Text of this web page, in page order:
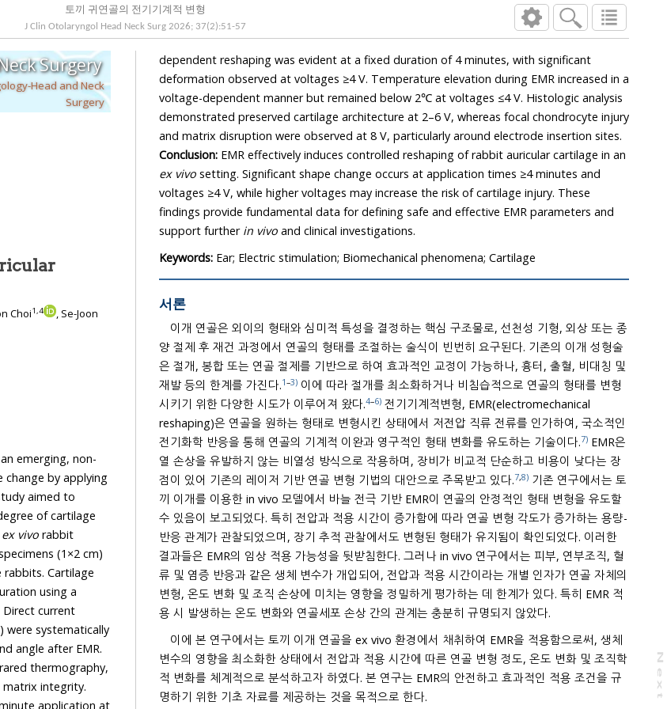
토끼 귀연골의 전기기계적 변형
J Clin Otolaryngol Head Neck Surg 2026; 37(2):51-57
N
e
x
t
a
g
Journal of Clinical Otolaryngology Head and Neck Surgery
Surgery
Choi1,4
, Se-Joon
ex vivo rabbit
matrix integrity.
dependent reshaping was evident at a fixed duration of 4 minutes, with significant
deformation observed at voltages ≥4 V. Temperature elevation during EMR increased in a
voltage-dependent manner but remained below 2℃ at voltages ≤4 V. Histologic analysis
demonstrated preserved cartilage architecture at 2–6 V, whereas focal chondrocyte injury
and matrix disruption were observed at 8 V, particularly around electrode insertion sites.
Conclusion:
EMR effectively induces controlled reshaping of rabbit auricular cartilage in an
ex vivo setting. Significant shape change occurs at application times ≥4 minutes and
voltages ≥4 V, while higher voltages may increase the risk of cartilage injury. These
findings provide fundamental data for defining safe and effective EMR parameters and
support further in vivo
and clinical investigations.
Keywords: Ear; Electric stimulation; Biomechanical phenomena; Cartilage
서론
이개 연골은 외이의 형태와 심미적 특성을 결정하는 핵심 구조물로, 선천성 기형, 외상 또는 종
양 절제 후 재건 과정에서 연골의 형태를 조절하는 술식이 빈번히 요구된다. 기존의 이개 성형술
은 절개, 봉합 또는 연골 절제를 기반으로 하여 효과적인 교정이 가능하나, 흉터, 출혈, 비대칭 및
재발 등의 한계를 가진다.1–3) 이에 따라 절개를 최소화하거나 비침습적으로 연골의 형태를 변형
시키기 위한 다양한 시도가 이루어져 왔다.4–6) 전기기계적변형, EMR(electromechanical
reshaping)은 연골을 원하는 형태로 변형시킨 상태에서 저전압 직류 전류를 인가하여, 국소적인
전기화학 반응을 통해 연골의 기계적 이완과 영구적인 형태 변화를 유도하는 기술이다.7) EMR은
열 손상을 유발하지 않는 비열성 방식으로 작용하며, 장비가 비교적 단순하고 비용이 낮다는 장
점이 있어 기존의 레이저 기반 연골 변형 기법의 대안으로 주목받고 있다.7,8) 기존 연구에서는 토
끼 이개를 이용한 in vivo 모델에서 바늘 전극 기반 EMR이 연골의 안정적인 형태 변형을 유도할
수 있음이 보고되었다. 특히 전압과 적용 시간이 증가함에 따라 연골 변형 각도가 증가하는 용량-
반응 관계가 관찰되었으며, 장기 추적 관찰에서도 변형된 형태가 유지됨이 확인되었다. 이러한
결과들은 EMR의 임상 적용 가능성을 뒷받침한다. 그러나 in vivo 연구에서는 피부, 연부조직, 혈
류 및 염증 반응과 같은 생체 변수가 개입되어, 전압과 적용 시간이라는 개별 인자가 연골 자체의
변형, 온도 변화 및 조직 손상에 미치는 영향을 정밀하게 평가하는 데 한계가 있다. 특히 EMR 적
용 시 발생하는 온도 변화와 연골세포 손상 간의 관계는 충분히 규명되지 않았다.
이에 본 연구에서는 토끼 이개 연골을 ex vivo 환경에서 채취하여 EMR을 적용함으로써, 생체
변수의 영향을 최소화한 상태에서 전압과 적용 시간에 따른 연골 변형 정도, 온도 변화 및 조직학
적 변화를 체계적으로 분석하고자 하였다. 본 연구는 EMR의 안전하고 효과적인 적용 조건을 규
명하기 위한 기초 자료를 제공하는 것을 목적으로 한다.